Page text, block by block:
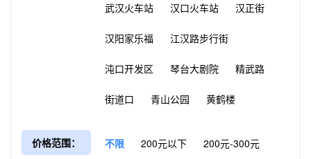
武汉火车站 汉口火车站 汉正街
汉阳家乐福 江汉路步行街
沌口开发区 琴台大剧院 精武路
街道口 青山公园 黄鹤楼
价格范围： 不限 200元以下 200元-300元